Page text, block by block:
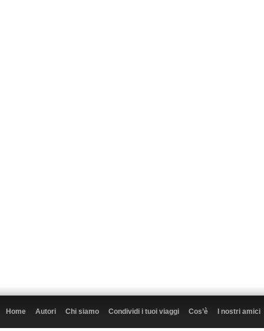
Home Autori Chi siamo Condividi i tuoi viaggi Cos’è I nostri amici